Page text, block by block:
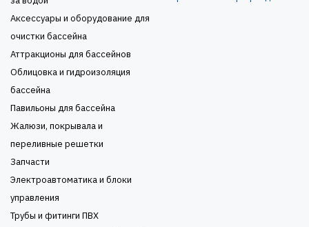
Аксессуары и оборудование для
очистки бассейна
Аттракционы для бассейнов
Облицовка и гидроизоляция
бассейна
Павильоны для бассейна
Жалюзи, покрывала и
переливные решетки
Запчасти
Электроавтоматика и блоки
управления
Трубы и фитинги ПВХ